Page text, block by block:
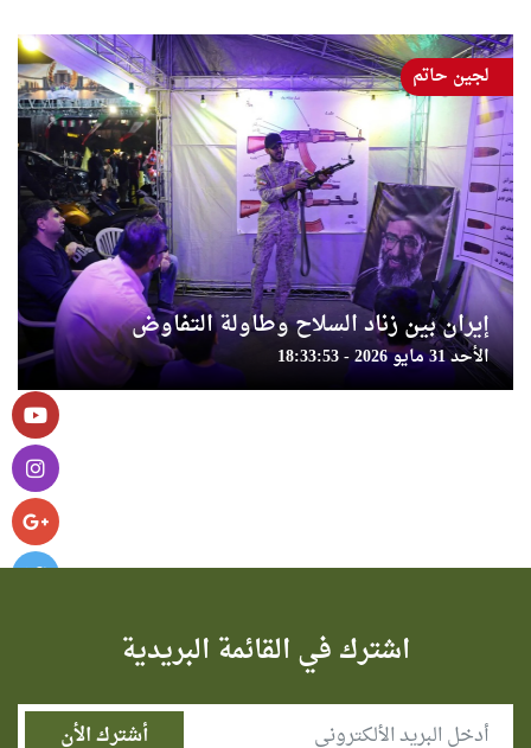
إيران بين زناد السلاح وطاولة التفاوض
الأحد 31 مايو 2026 - 18:33:53
لجين حاتم
اشترك في القائمة البريدية